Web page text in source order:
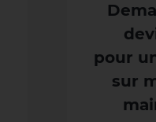
pour
sur